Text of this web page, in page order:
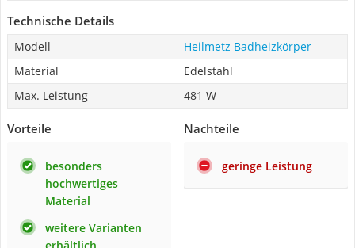
Technische Details
Modell
Heilmetz Badheizkörper
Material
Edelstahl
Max. Leistung
481 W
Vorteile
besonders
hochwertiges
Material
weitere Varianten
Nachteile
geringe Leistung